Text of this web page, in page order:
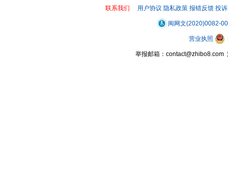
联系我们 用户协议 隐私政策 报错反馈 投
闽网文(2020)0082-
营业执照
举报邮箱：